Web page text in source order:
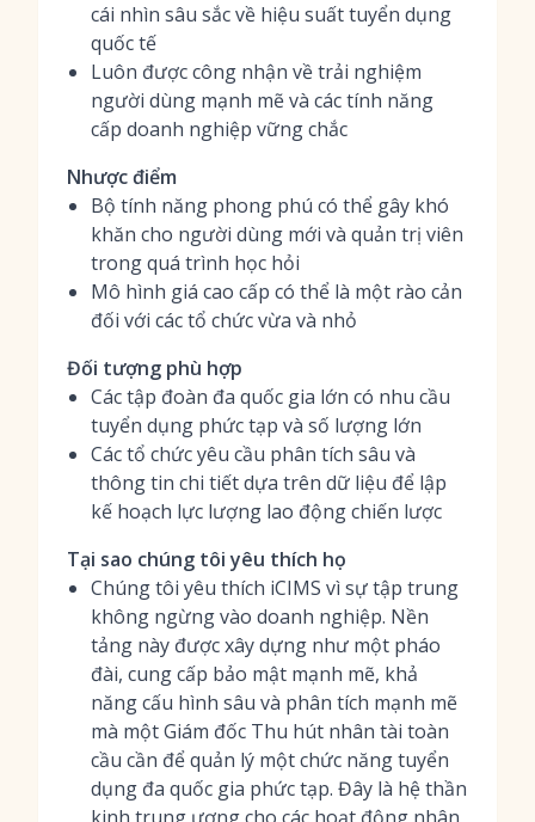
cái nhìn sâu sắc về hiệu suất tuyển dụng
quốc tế
Luôn được công nhận về trải nghiệm
người dùng mạnh mẽ và các tính năng
cấp doanh nghiệp vững chắc
Nhược điểm
Bộ tính năng phong phú có thể gây khó
khăn cho người dùng mới và quản trị viên
trong quá trình học hỏi
Mô hình giá cao cấp có thể là một rào cản
đối với các tổ chức vừa và nhỏ
Đối tượng phù hợp
Các tập đoàn đa quốc gia lớn có nhu cầu
tuyển dụng phức tạp và số lượng lớn
Các tổ chức yêu cầu phân tích sâu và
thông tin chi tiết dựa trên dữ liệu để lập
kế hoạch lực lượng lao động chiến lược
Tại sao chúng tôi yêu thích họ
Chúng tôi yêu thích iCIMS vì sự tập trung
không ngừng vào doanh nghiệp. Nền
tảng này được xây dựng như một pháo
đài, cung cấp bảo mật mạnh mẽ, khả
năng cấu hình sâu và phân tích mạnh mẽ
mà một Giám đốc Thu hút nhân tài toàn
cầu cần để quản lý một chức năng tuyển
dụng đa quốc gia phức tạp. Đây là hệ thần